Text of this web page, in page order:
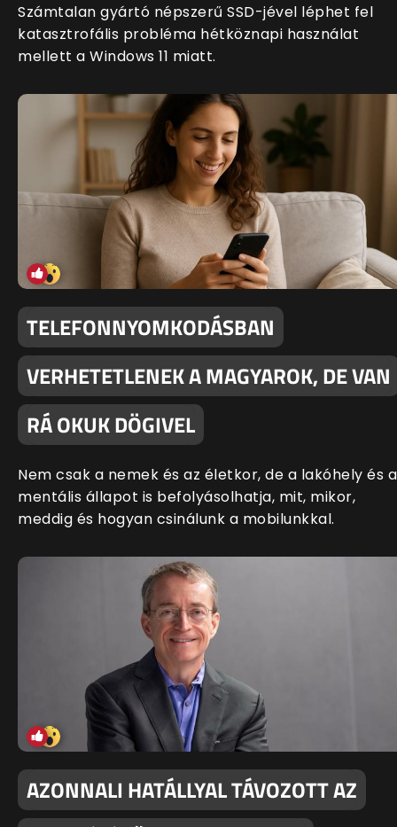
Számtalan gyártó népszerű SSD-jével léphet fel
katasztrofális probléma hétköznapi használat
mellett a Windows 11 miatt.
TELEFONNYOMKODÁSBAN
VERHETETLENEK A MAGYAROK, DE VAN
RÁ OKUK DÖGIVEL
Nem csak a nemek és az életkor, de a lakóhely és a
mentális állapot is befolyásolhatja, mit, mikor,
meddig és hogyan csinálunk a mobilunkkal.
AZONNALI HATÁLLYAL TÁVOZOTT AZ